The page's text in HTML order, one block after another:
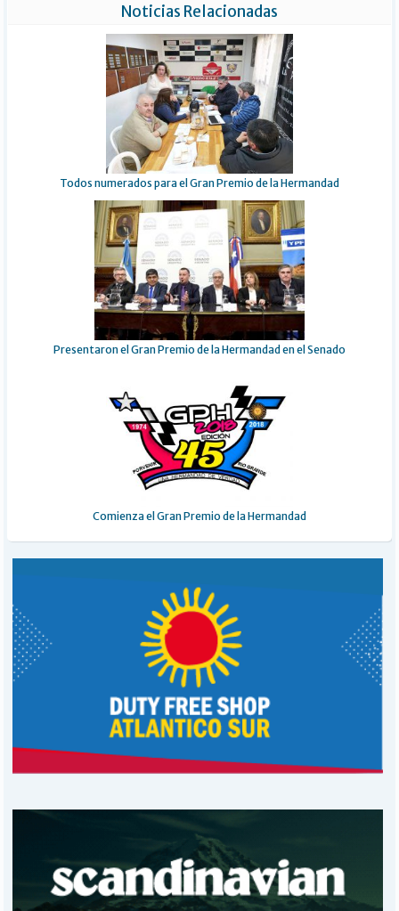
Noticias Relacionadas
Todos numerados para el Gran Premio de la Hermandad
Presentaron el Gran Premio de la Hermandad en el Senado
Comienza el Gran Premio de la Hermandad